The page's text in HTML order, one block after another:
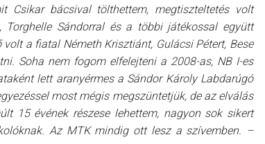
Csikar bácsival tölthettem, megtiszteltetés volt
Torghelle Sándorral és a többi játékossal együtt
volt a fiatal Németh Krisztiánt, Gulácsi Pétert, Bese
Soha nem fogom elfelejteni a 2008-as, NB I-es
lett aranyérmes a Sándor Károly Labdarúgó
ssel most mégis megszüntetjük, de az elválás
15 évének részese lehettem, nagyon sok sikert
Az MTK mindig ott lesz a szívemben. –